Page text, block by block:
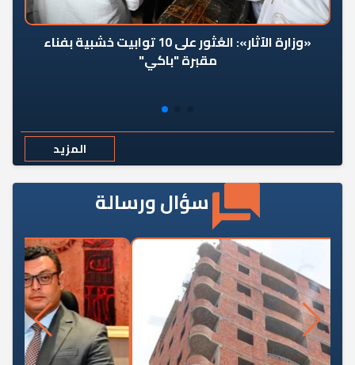
«وزارة الآثار»: العُثور على 10 توابيت خشبية بفناء
مقبرة "باكي"
المزيد
سؤال ورسالة